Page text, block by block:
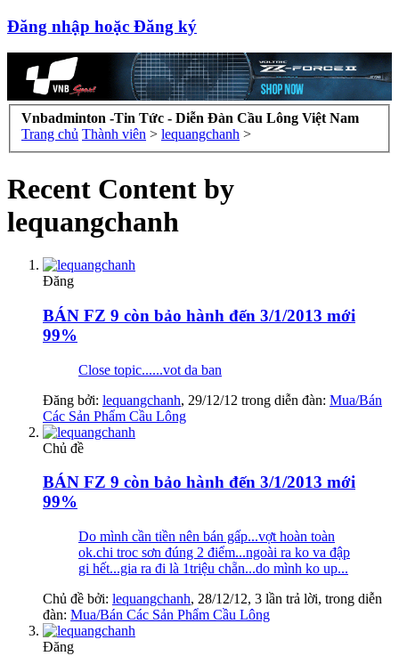
Đăng nhập hoặc Đăng ký
Vnbadminton -Tin Tức - Diễn Đàn Cầu Lông Việt Nam
Trang chủ Thành viên > lequangchanh >
Recent Content by
lequangchanh
Đăng
BÁN FZ 9 còn bảo hành đến 3/1/2013 mới
99%
Close topic......vot da ban
Đăng bởi: lequangchanh, 29/12/12 trong diễn đàn: Mua/Bán
Các Sản Phẩm Cầu Lông
Chủ đề
BÁN FZ 9 còn bảo hành đến 3/1/2013 mới
99%
Do mình cần tiền nên bán gấp...vợt hoàn toàn
ok.chi troc sơn đúng 2 điểm...ngoài ra ko va đập
gi hết...gia ra đi là 1triệu chẵn...do mình ko up...
Chủ đề bởi: lequangchanh, 28/12/12, 3 lần trả lời, trong diễn
đàn: Mua/Bán Các Sản Phẩm Cầu Lông
Đăng